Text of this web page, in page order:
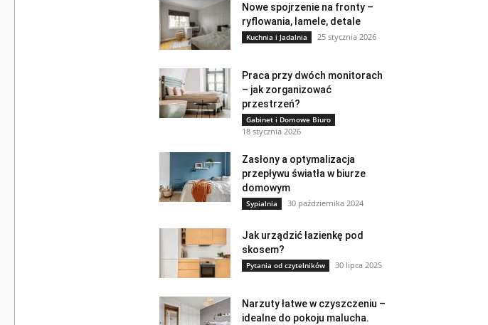
Nowe spojrzenie na fronty –
ryflowania, lamele, detale
Kuchnia i Jadalnia 25 stycznia 2026
Praca przy dwóch monitorach
– jak zorganizować
przestrzeń?
Gabinet i Domowe Biuro
18 stycznia 2026
Zasłony a optymalizacja
przepływu światła w biurze
domowym
Sypialnia 30 października 2024
Jak urządzić łazienkę pod
skosem?
Pytania od czytelników 30 lipca 2025
Narzuty łatwe w czyszczeniu –
idealne do pokoju malucha.